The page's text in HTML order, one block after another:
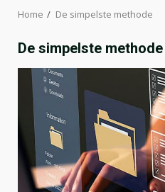
Home De simpelste methode
De simpelste methode